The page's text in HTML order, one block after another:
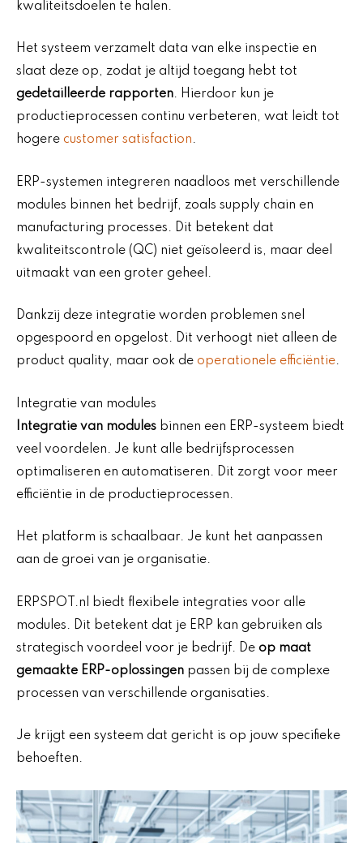
kwaliteitsdoelen te halen.
Het systeem verzamelt data van elke inspectie en
slaat deze op, zodat je altijd toegang hebt tot
gedetailleerde rapporten. Hierdoor kun je
productieprocessen continu verbeteren, wat leidt tot
hogere customer satisfaction.
ERP-systemen integreren naadloos met verschillende
modules binnen het bedrijf, zoals supply chain en
manufacturing processes. Dit betekent dat
kwaliteitscontrole (QC) niet geïsoleerd is, maar deel
uitmaakt van een groter geheel.
Dankzij deze integratie worden problemen snel
opgespoord en opgelost. Dit verhoogt niet alleen de
product quality, maar ook de operationele efficiëntie.
Integratie van modules
Integratie van modules binnen een ERP-systeem biedt
veel voordelen. Je kunt alle bedrijfsprocessen
optimaliseren en automatiseren. Dit zorgt voor meer
efficiëntie in de productieprocessen.
Het platform is schaalbaar. Je kunt het aanpassen
aan de groei van je organisatie.
ERPSPOT.nl biedt flexibele integraties voor alle
modules. Dit betekent dat je ERP kan gebruiken als
strategisch voordeel voor je bedrijf. De op maat
gemaakte ERP-oplossingen passen bij de complexe
processen van verschillende organisaties.
Je krijgt een systeem dat gericht is op jouw specifieke
behoeften.